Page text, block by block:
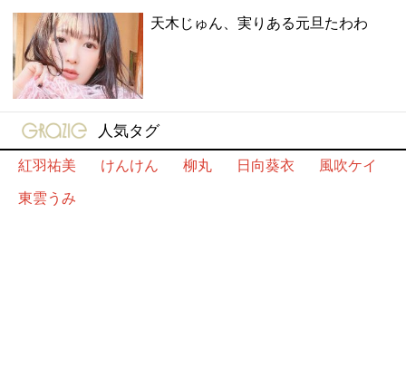
天木じゅん、実りある元旦たわわ
gravure-grazie
人気タグ
紅羽祐美
けんけん 柳丸 日向葵衣
風吹ケイ
東雲うみ